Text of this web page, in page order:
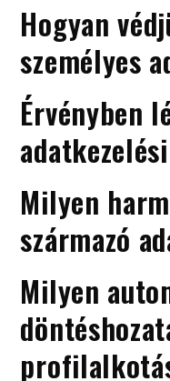
Hogyan
személyes
Érvényben
Milyen
származó
Milyen